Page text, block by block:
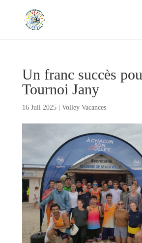
Un franc succès
Tournoi Jany
16 Juil 2025| Volley Vacances